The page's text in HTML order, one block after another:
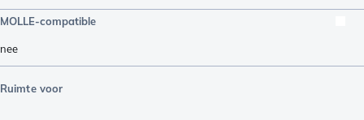
MOLLE-compatible
nee
Ruimte voor